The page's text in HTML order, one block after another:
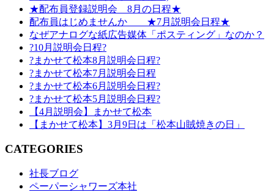
★配布員登録説明会 8月の日程★
配布員はじめませんか ★7月説明会日程★
なぜアナログな紙広告媒体「ポスティング」なのか？
?10月説明会日程?
?まかせて松本8月説明会日程?
?まかせて松本7月説明会日程
?まかせて松本6月説明会日程?
?まかせて松本5月説明会日程?
【4月説明会】まかせて松本
【まかせて松本】3月9日は「松本山賊焼きの日」
CATEGORIES
社長ブログ
ペーパーシャワーズ本社